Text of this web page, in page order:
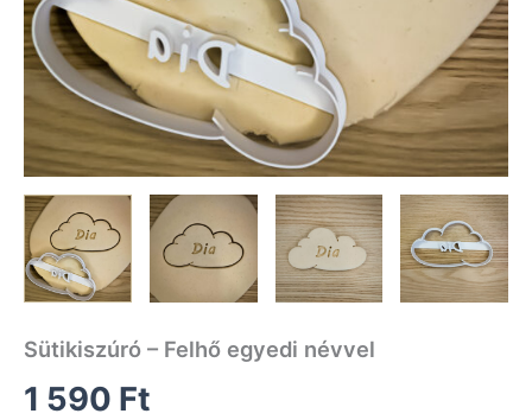
Sütikiszúró – Felhő egyedi névvel
1 590 Ft